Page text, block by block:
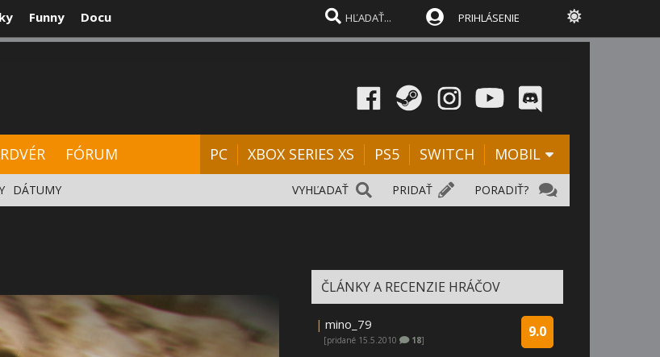
Funny Docu PRIHLÁSENIE
FÓRUM PC XBOX SERIES XS PS5 SWITCH MOBIL
PORADIŤ?
PRIDAŤ
VYHĽADAŤ
DÁTUMY
ČLÁNKY A RECENZIE HRÁČOV
9.0
| mino_79
[pridané 15.5.2010 18]